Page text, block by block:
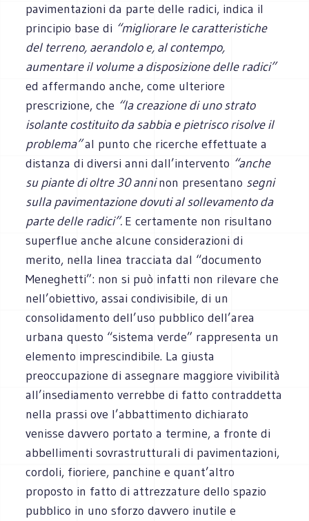
pavimentazioni da parte delle radici, indica il
principio base di “migliorare le caratteristiche
del terreno, aerandolo e, al contempo,
aumentare il volume a disposizione delle radici”
ed affermando anche, come ulteriore
prescrizione, che “la creazione di uno strato
isolante costituito da sabbia e pietrisco risolve il
problema”al punto che ricerche effettuate a
distanza di diversi anni dall’intervento “anche
su piante di oltre 30 anninon presentano segni
sulla pavimentazione dovuti al sollevamento da
parte delle radici”. E certamente non risultano
superflue anche alcune considerazioni di
merito, nella linea tracciata dal “documento
Meneghetti”: non si può infatti non rilevare che
nell’obiettivo, assai condivisibile, di un
consolidamento dell’uso pubblico dell’area
urbana questo “sistema verde” rappresenta un
elemento imprescindibile. La giusta
preoccupazione di assegnare maggiore vivibilità
all’insediamento verrebbe di fatto contraddetta
nella prassi ove l’abbattimento dichiarato
venisse davvero portato a termine, a fronte di
abbellimenti sovrastrutturali di pavimentazioni,
cordoli, fioriere, panchine e quant’altro
proposto in fatto di attrezzature dello spazio
pubblico in uno sforzo davvero inutile e